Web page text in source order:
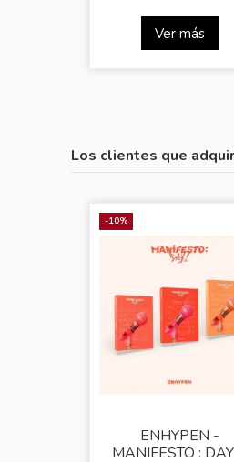
Ver más
Los clientes que
-10%
ENHYPEN -
MANIFESTO :